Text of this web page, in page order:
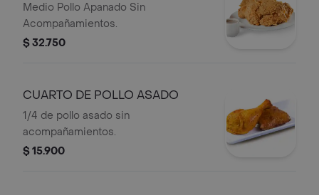
Medio Pollo Apanado Sin
Acompañamientos.
$ 32.750
CUARTO DE POLLO ASADO
1/4 de pollo asado sin
acompañamientos.
$ 15.900